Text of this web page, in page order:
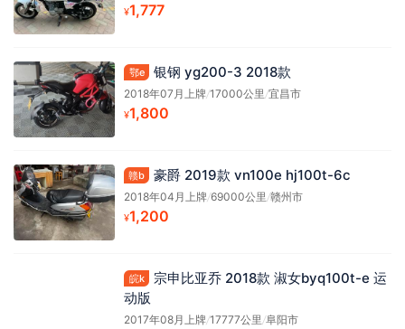
¥1,777
鄂e 银钢 yg200-3 2018款
2018年07月上牌/17000公里/宜昌市
¥1,800
赣b 豪爵 2019款 vn100e hj100t-6c
2018年04月上牌/69000公里/赣州市
¥1,200
皖k
宗申比亚乔 2018款 淑女byq100t-e 运
动版
2017年08月上牌/17777公里/阜阳市